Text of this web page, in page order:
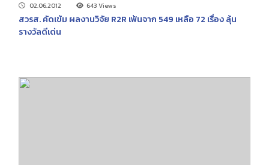
02.06.2012 643 Views
สวรส. คัดเข้ม ผลงานวิจัย R2R เฟ้นจาก 549 เหลือ 72 เรื่อง ลุ้น
รางวัลดีเด่น